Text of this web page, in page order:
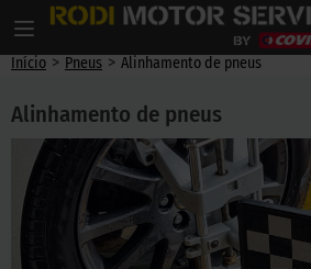
Início > Pneus > Alinhamento de pneus
Alinhamento de pneus